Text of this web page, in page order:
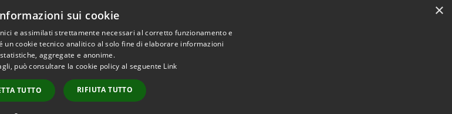
Informativa sulla videosorveglianza
Copyright © 2026 • Comune di Taranto • Powered by
×
sui cookie
e assimilati strettamente necessari al corretto funzionamento e
un cookie tecnico analitico al solo fine di elaborare informazioni
statistiche, aggregate e anonime.
può consultare la cookie policy al seguente Link
TUTTO RIFIUTA TUTTO